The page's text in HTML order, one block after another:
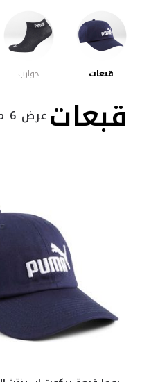
قبعات جوارب
قبعاتعرض 6 منتج